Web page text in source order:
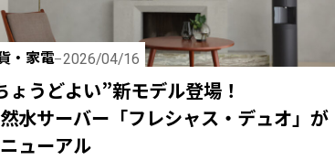
・家電 2026/04/16
ょうどよい”新モデル登場！
水サーバー「フレシャス・デュオ」が
ューアル